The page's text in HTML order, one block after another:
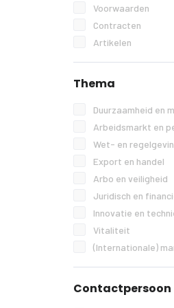
Voorwaarden
Contracten
Artikelen
Thema
Duurzaamheid en
Arbeidsmarkt en
Wet- en
Export en handel
Arbo en veiligheid
Juridisch en
Innovatie en
Vitaliteit
(Internationale)
Contactpersoon